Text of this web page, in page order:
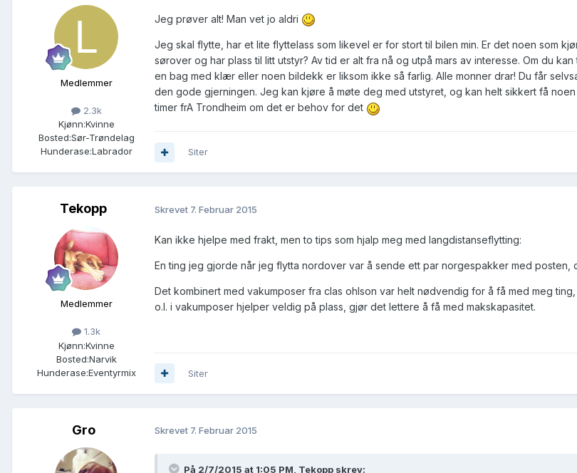
Medlemmer
2.3k
Kjønn:Kvinne
Bosted:Sør-Trøndelag
Hunderase:Labrador
Jeg prøver alt! Man vet jo aldri
Jeg skal flytte, har et lite flyttelass som likevel er for stort til bilen min. Er det noen som
sørover og har plass til litt utstyr? Av tid er alt fra nå og utpå mars av interesse. Om du kan
en bag med klær eller noen bildekk er liksom ikke så farlig. Alle monner drar! Du får
den gode gjerningen. Jeg kan kjøre å møte deg med utstyret, og kan helt sikkert få
timer frA Trondheim om det er behov for det
Siter
Tekopp
Medlemmer
1.3k
Kjønn:Kvinne
Bosted:Narvik
Hunderase:Eventyrmix
Skrevet 7. Februar 2015
Kan ikke hjelpe med frakt, men to tips som hjalp meg med langdistanseflytting:
En ting jeg gjorde når jeg flytta nordover var å sende ett par norgespakker med posten,
Det kombinert med vakumposer fra clas ohlson var helt nødvendig for å få med meg
o.l. i vakumposer hjelper veldig på plass, gjør det lettere å få med makskapasitet.
Siter
Gro Skrevet 7. Februar 2015
På 2/7/2015 at 1:05 PM, Tekopp skrev: